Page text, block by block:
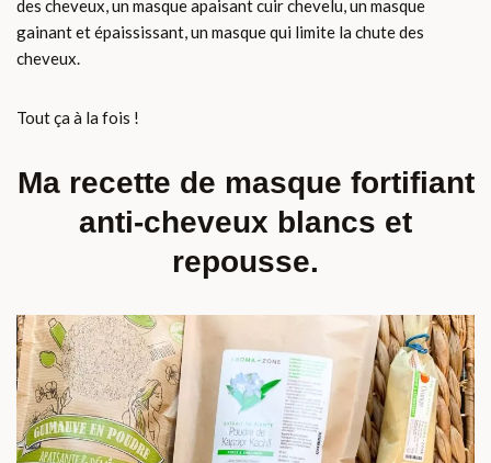
des cheveux, un masque apaisant cuir chevelu, un masque
gainant et épaississant, un masque qui limite la chute des
cheveux.
Tout ça à la fois !
Ma recette de masque fortifiant
anti-cheveux blancs et
repousse.